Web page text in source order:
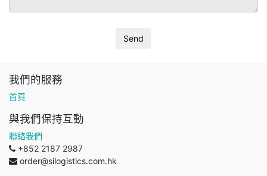
我們的服務
首頁
與我們保持互動
聯絡我們
+852 2187 2987
order@silogistics.com.hk